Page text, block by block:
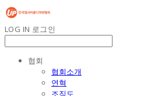
LOG IN 로그인
협회
협회소개
연혁
조직도